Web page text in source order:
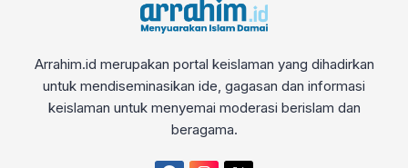
Arrahim.id merupakan portal keislaman yang dihadirkan
untuk mendiseminasikan ide, gagasan dan informasi
keislaman untuk menyemai moderasi berislam dan
beragama.